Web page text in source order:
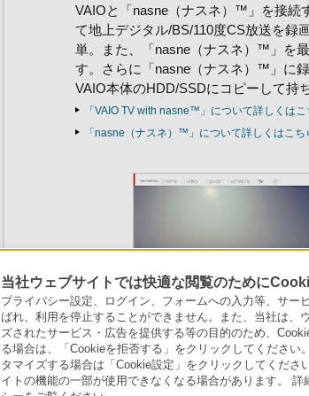
VAIOと「nasne（ナスネ）™」を接続
て地上デジタル/BS/110度CS放送を録
単。また、「nasne（ナスネ）™」を
す。さらに「nasne（ナスネ）™」に
VAIO本体のHDD/SSDにコピーして持
「VAIO TV with nasne™」について詳しくはこ
「nasne（ナスネ）™」について詳しくはこち
当社ウェブサイトでは快適な閲覧のために
プライバシー設定、ログイン、フォームへの入力等、サ
ばれ、利用を停止することができません。また、当社は
ズされたサービス・広告を提供する等の目的のため、
る場合は、「Cookieを拒否する」をクリックしてくださ
タマイズする場合は「Cookie設定」をクリックしてくだ
イトの機能の一部が使用できなくなる場合があります。